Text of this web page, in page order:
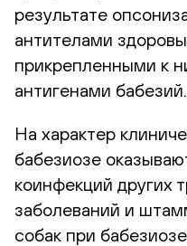
результате
антителами
прикрепленными к
антигенами бабезий.
На характер
бабезиозе
коинфекций других
заболеваний и
собак при